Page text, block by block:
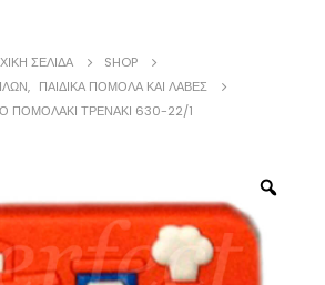
ΣΕΛΊΔΑ
SHOP
, ΠΑΙΔΙΚΆ ΠΟΜΟΛΑ ΚΑΙ ΛΑΒΈΣ
ΠΟΜΟΛΆΚΙ ΤΡΕΝΆΚΙ 630-22/1